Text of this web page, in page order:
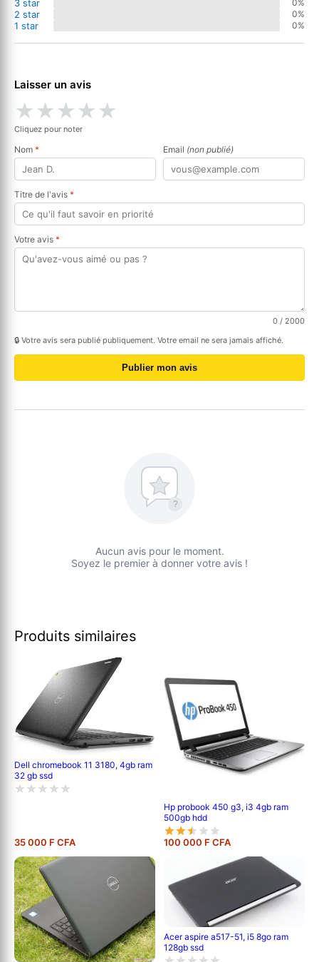
3 star 0%
2 star 0%
1 star 0%
Laisser un avis
★★★★★
Cliquez pour noter
Nom * Email (non publié)
Titre de l'avis *
Votre avis *
0 / 2000
🔒 Votre avis sera publié publiquement. Votre email ne sera jamais affiché.
Publier mon avis
?
Aucun avis pour le moment.
Soyez le premier à donner votre avis !
Produits similaires
Dell chromebook 11 3180, 4gb ram
32 gb ssd
35 000 F CFA
Hp probook 450 g3, i3 4gb ram
500gb hdd
100 000 F CFA
Acer aspire a517-51, i5 8go ram
128gb ssd